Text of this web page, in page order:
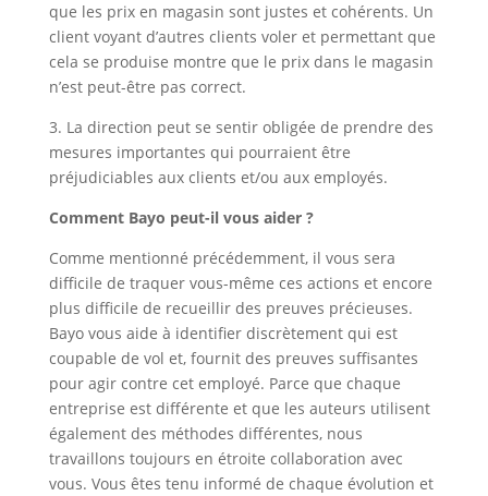
que les prix en magasin sont justes et cohérents. Un
client voyant d’autres clients voler et permettant que
cela se produise montre que le prix dans le magasin
n’est peut-être pas correct.
3. La direction peut se sentir obligée de prendre des
mesures importantes qui pourraient être
préjudiciables aux clients et/ou aux employés.
Comment Bayo peut-il vous aider ?
Comme mentionné précédemment, il vous sera
difficile de traquer vous-même ces actions et encore
plus difficile de recueillir des preuves précieuses.
Bayo vous aide à identifier discrètement qui est
coupable de vol et, fournit des preuves suffisantes
pour agir contre cet employé. Parce que chaque
entreprise est différente et que les auteurs utilisent
également des méthodes différentes, nous
travaillons toujours en étroite collaboration avec
vous. Vous êtes tenu informé de chaque évolution et